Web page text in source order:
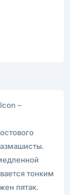
–
тонким
пятак.